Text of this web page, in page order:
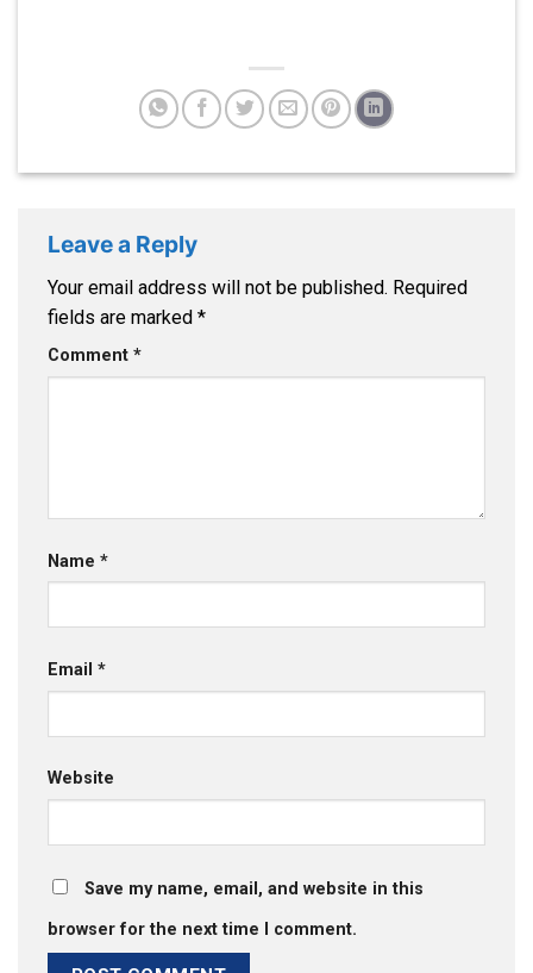
Leave a Reply
Your email address will not be published. Required
fields are marked *
Comment *
Name *
Email *
Website
Save my name, email, and website in this
browser for the next time I comment.